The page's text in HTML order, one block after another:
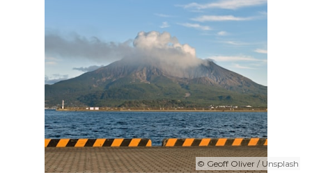
© Geoff Oliver / Unsplash